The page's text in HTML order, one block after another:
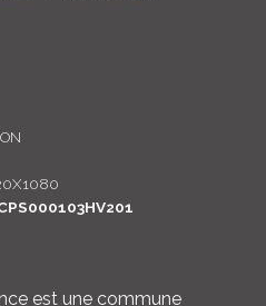
est une commune